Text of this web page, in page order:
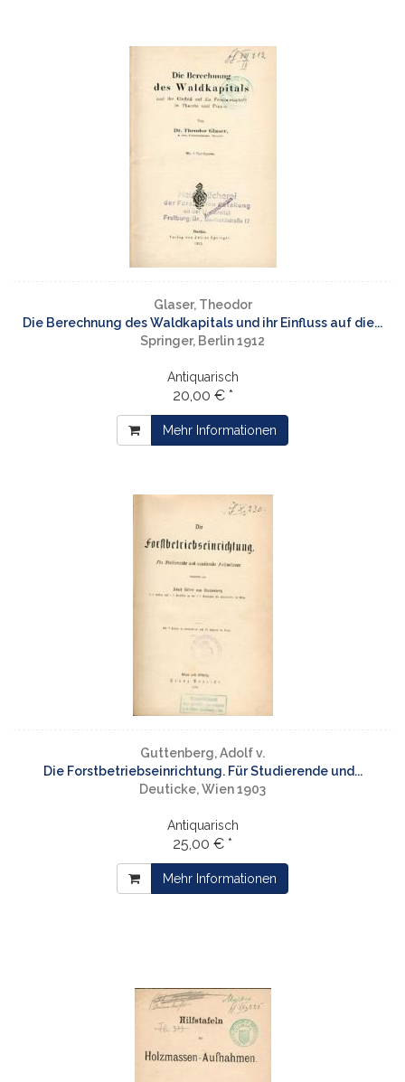
Glaser, Theodor
Die Berechnung des Waldkapitals und ihr Einfluss auf die...
Springer, Berlin 1912
Antiquarisch
20,00 € *
Mehr Informationen
Guttenberg, Adolf v.
Die Forstbetriebseinrichtung. Für Studierende und...
Deuticke, Wien 1903
Antiquarisch
25,00 € *
Mehr Informationen